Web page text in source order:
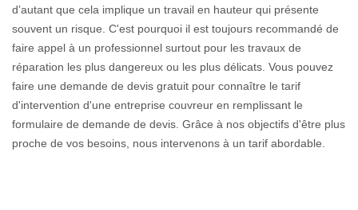
d’autant que cela implique un travail en hauteur qui présente
souvent un risque. C'est pourquoi il est toujours recommandé de
faire appel à un professionnel surtout pour les travaux de
réparation les plus dangereux ou les plus délicats. Vous pouvez
faire une demande de devis gratuit pour connaître le tarif
d'intervention d'une entreprise couvreur en remplissant le
formulaire de demande de devis. Grâce à nos objectifs d'être plus
proche de vos besoins, nous intervenons à un tarif abordable.